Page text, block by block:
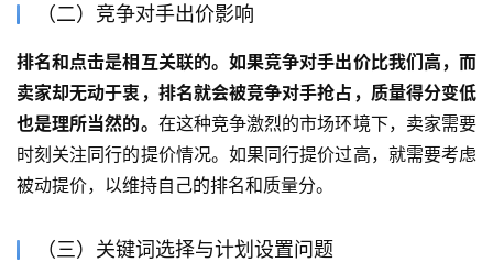
（二）竞争对手出价影响
排名和点击是相互关联的。如果竞争对手出价比我们高，而
卖家却无动于衷，排名就会被竞争对手抢占，质量得分变低
也是理所当然的。 在这种竞争激烈的市场环境下，卖家需要
时刻关注同行的提价情况。如果同行提价过高，就需要考虑
被动提价，以维持自己的排名和质量分。
（三）关键词选择与计划设置问题